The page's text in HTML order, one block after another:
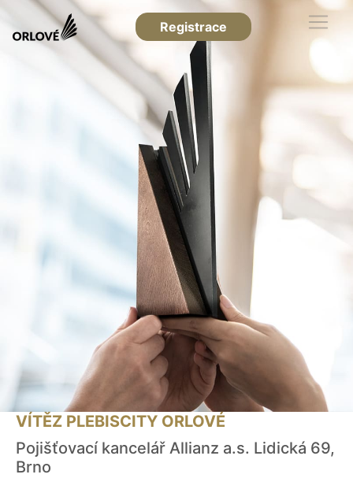
Registrace
VÍTĚZ PLEBISCITY ORLOVÉ
Pojišťovací kancelář Allianz a.s. Lidická 69,
Brno